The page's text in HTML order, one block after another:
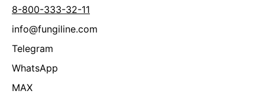
8-800-333-32-11
info@fungiline.com
Telegram
WhatsApp
MAX